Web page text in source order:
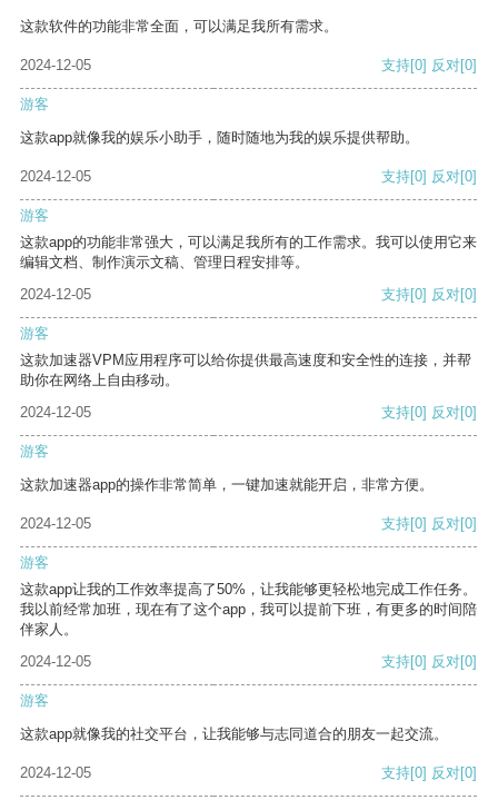
这款软件的功能非常全面，可以满足我所有需求。
2024-12-05 支持[0] 反对[0]
游客
这款app就像我的娱乐小助手，随时随地为我的娱乐提供帮助。
2024-12-05 支持[0] 反对[0]
游客
这款app的功能非常强大，可以满足我所有的工作需求。我可以使用它来
编辑文档、制作演示文稿、管理日程安排等。
2024-12-05
支持[0] 反对[0]
游客
这款加速器VPM应用程序可以给你提供最高速度和安全性的连接，并帮
助你在网络上自由移动。
2024-12-05
支持[0] 反对[0]
游客
这款加速器app的操作非常简单，一键加速就能开启，非常方便。
2024-12-05 支持[0] 反对[0]
游客
这款app让我的工作效率提高了50%，让我能够更轻松地完成工作任务。
我以前经常加班，现在有了这个app，我可以提前下班，有更多的时间陪
伴家人。
2024-12-05
支持[0] 反对[0]
游客
这款app就像我的社交平台，让我能够与志同道合的朋友一起交流。
2024-12-05 支持[0] 反对[0]